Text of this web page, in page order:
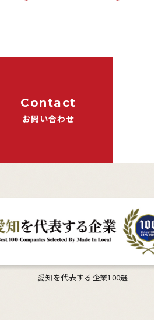
Contact
お問い合わせ
愛知を代表する企業100選